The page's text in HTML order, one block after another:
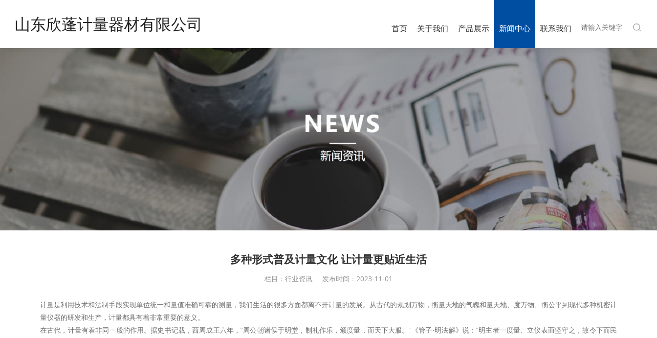
山东欣蓬计量器材有限公司 首页 关于我们 产品展示 新闻中心 联系我们
多种形式普及计量文化 让计量更贴近生活
栏目：行业资讯 发布时间：2023-11-01
计量是利用技术和法制手段实现单位统一和量值准确可靠的测量，我们生活的很多方面都离不开计量的发展。从古代的规划万物，衡量天地的气魄和量天地、度万物、衡公平到现代多种机密计
量仪器的研发和生产，计量都具有着非常重要的意义。
在古代，计量有着非同一般的作用。据史书记载，西周成王六年，“周公朝诸侯于明堂，制礼作乐，颁度量，而天下大服。”《管子·明法解》说：“明主者一度量、立仪表而坚守之，故令下而民